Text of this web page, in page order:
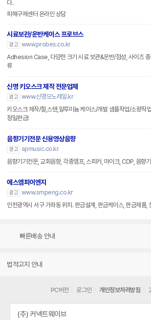
다.
피해구제센터 온라인 상담
시료보관/운반케이스 프로브스
광고 www.probes.co.kr
Adhesion Case, 다양한 크기 시료 보관&운반/점성, 사이즈 종
류
신명 키오스크 제작 전문업체
광고 www.신명모노레일.kr
키오스크 제작/철,스텐,알루미늄 케이스/개발 샘플작업/소량작
정밀판금!
음향기기전문 신용영상음향
광고 spmusic.co.kr
음향기기전문, 교회음향, 각종앰프, 스피커, 마이크, CDP, 음향
에스엠피이엔지
광고 www.smpeng.co.kr
인천광역시 서구 가좌동 위치. 판금설계, 판금케이스, 판금제품,
빠른배송 안내
법적고지 안내
PC버전 로그인 개인정보처리방침
(주) 커넥트웨이브